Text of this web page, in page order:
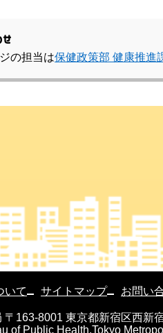
の担当は保健政策部 健康推進
いて サイトマップ お問い
〒163-8001 東京都新宿区西新
of Public Health,Tokyo